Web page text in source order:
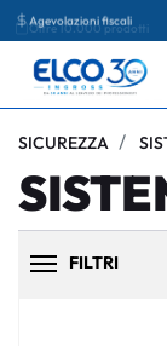
Agevolazioni fiscali
SICUREZZA
FILTRI